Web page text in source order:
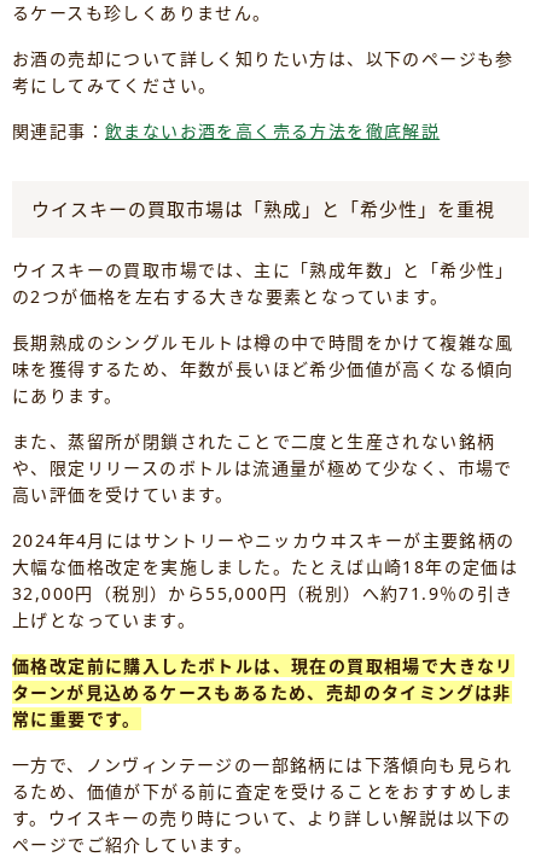
るケースも珍しくありません。
お酒の売却について詳しく知りたい方は、以下のページも参
考にしてみてください。
関連記事： 飲まないお酒を高く売る方法を徹底解説
ウイスキーの買取市場は「熟成」と「希少性」を重視
ウイスキーの買取市場では、主に「熟成年数」と「希少性」
の2つが価格を左右する大きな要素となっています。
長期熟成のシングルモルトは樽の中で時間をかけて複雑な風
味を獲得するため、年数が長いほど希少価値が高くなる傾向
にあります。
また、蒸留所が閉鎖されたことで二度と生産されない銘柄
や、限定リリースのボトルは流通量が極めて少なく、市場で
高い評価を受けています。
2024年4月にはサントリーやニッカウヰスキーが主要銘柄の
大幅な価格改定を実施しました。たとえば山崎18年の定価は
32,000円（税別）から55,000円（税別）へ約71.9％の引き
上げとなっています。
価格改定前に購入したボトルは、現在の買取相場で大きなリ
ターンが見込めるケースもあるため、売却のタイミングは非
常に重要です。
一方で、ノンヴィンテージの一部銘柄には下落傾向も見られ
るため、価値が下がる前に査定を受けることをおすすめしま
す。ウイスキーの売り時について、より詳しい解説は以下の
ページでご紹介しています。